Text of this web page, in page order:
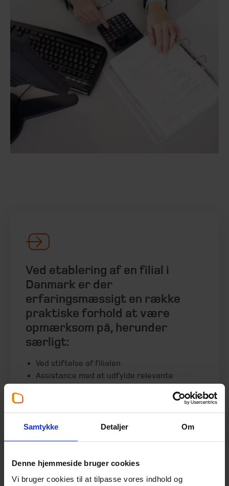
Samtykke Detaljer Om
Denne hjemmeside bruger cookies
Vi bruger cookies til at tilpasse vores indhold og
Ved etablering af en filial i
Danmark er der
erfaringsmæssigt en række
praktiske forhold at være
opmærksom på, herunder
særligt:
Ved stiftelse af filialen
Assistance med at udfylde relevante
udenlandske moderselskab. Hos Erhvervs-
og Selskabsstyrelsen (erhvervsstyrelsen.dk)
Udnævnelse af filialbestyrelser og
økonomisystemer m.v.